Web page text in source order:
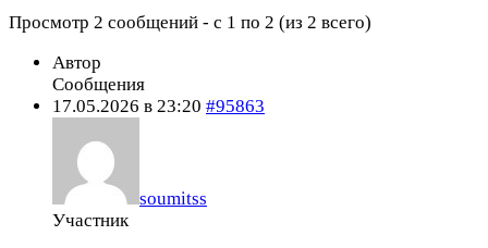
Просмотр 2 сообщений - с 1 по 2 (из 2 всего)
Автор
Сообщения
17.05.2026 в 23:20 #95863
soumitss
Участник